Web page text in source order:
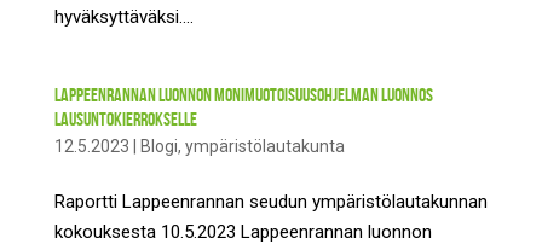
hyväksyttäväksi....
Lappeenrannan luonnon monimuotoisuusohjelman luonnos
lausuntokierrokselle
12.5.2023 Blogi, ympäristölautakunta
Raportti Lappeenrannan seudun ympäristölautakunnan
kokouksesta 10.5.2023 Lappeenrannan luonnon